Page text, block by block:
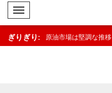
Mobil Menü
ぎりぎり:
開 原油市場は堅調な推移